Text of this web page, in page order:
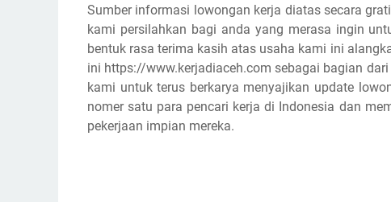
Sumber informasi lowongan kerja diatas secara
kami persilahkan bagi anda yang merasa ingin
bentuk rasa terima kasih atas usaha kami ini
ini https://www.kerjadiaceh.com sebagai bagian
kami untuk terus berkarya menyajikan update
nomer satu para pencari kerja di Indonesia dan
pekerjaan impian mereka.